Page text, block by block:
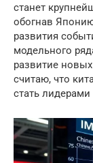
станет
обогнав
развития
модельного
развитие
считаю, что
стать